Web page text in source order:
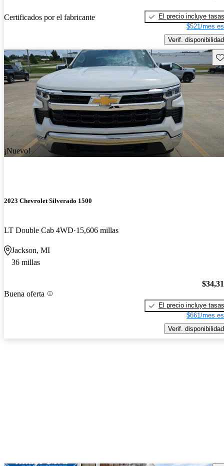
Certificados por el fabricante
El precio incluye tasas
$521/mes
Verif. disponibilidad
¡Nuevo!
2023 Chevrolet Silverado 1500
LT Double Cab 4WD 15,606 millas
Jackson, MI
36 millas
Buena oferta
El precio incluye tasas
$661/mes
Verif. disponibilidad